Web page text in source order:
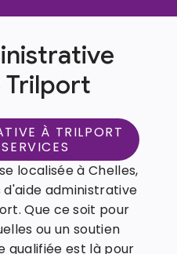
Trilport
À TRILPORT
localisée à Chelles,
d'aide administrative
Que ce soit pour
ou un soutien
qualifiée est là pour